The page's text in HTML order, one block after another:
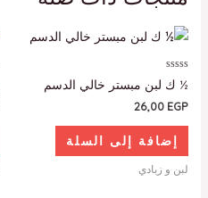
تم
التقييم
0
من
½ ك لبن مبستر خالي الدسم
26,00 EGP
إضافة إلى السلة
لبن و زبادي